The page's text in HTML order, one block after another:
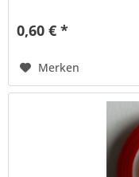
0,60 € *
Merken